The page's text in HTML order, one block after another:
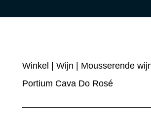
Winkel Wijn Mousserende
Portium Cava Do Rosé